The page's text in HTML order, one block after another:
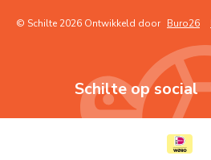
© Schilte 2026 Ontwikkeld door Buro26
Schilte op social